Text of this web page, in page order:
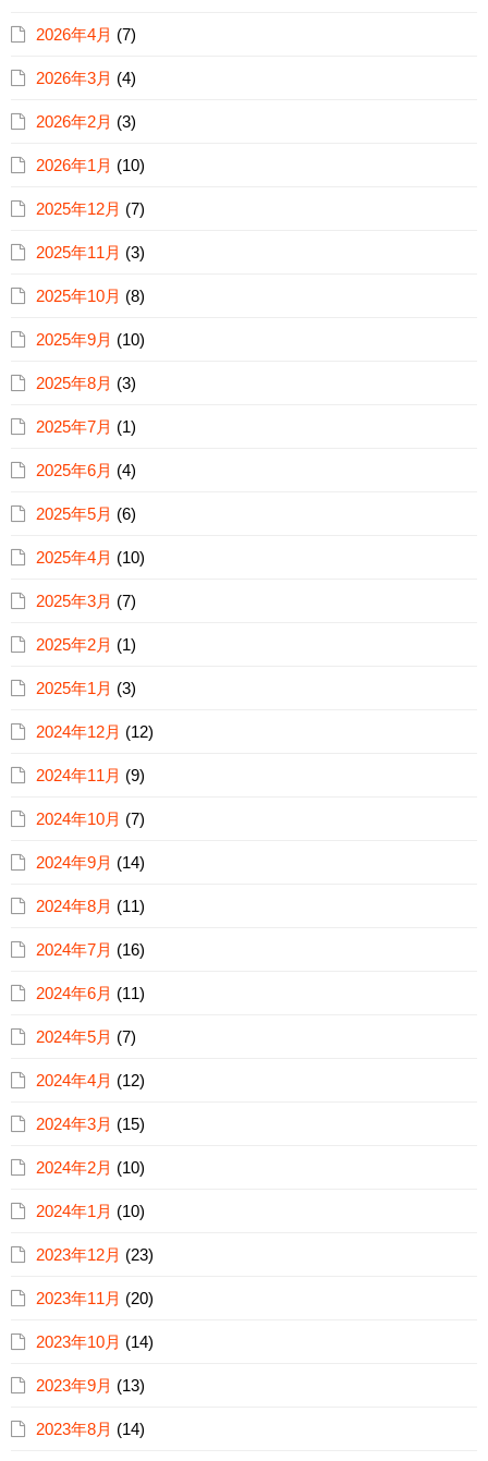
2026年4月 (7)
2026年3月 (4)
2026年2月 (3)
2026年1月 (10)
2025年12月 (7)
2025年11月 (3)
2025年10月 (8)
2025年9月 (10)
2025年8月 (3)
2025年7月 (1)
2025年6月 (4)
2025年5月 (6)
2025年4月 (10)
2025年3月 (7)
2025年2月 (1)
2025年1月 (3)
2024年12月 (12)
2024年11月 (9)
2024年10月 (7)
2024年9月 (14)
2024年8月 (11)
2024年7月 (16)
2024年6月 (11)
2024年5月 (7)
2024年4月 (12)
2024年3月 (15)
2024年2月 (10)
2024年1月 (10)
2023年12月 (23)
2023年11月 (20)
2023年10月 (14)
2023年9月 (13)
2023年8月 (14)